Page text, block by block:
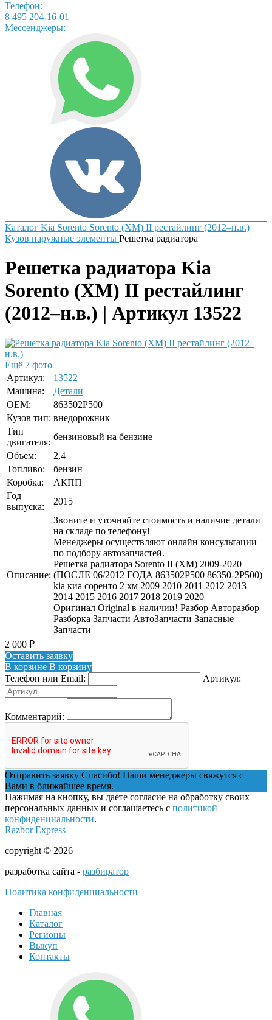
Телефон:
8 495 204-16-01
Мессенджеры:
Каталог Kia Sorento Sorento (XM) II рестайлинг (2012–н.в.)
Кузов наружные элементы Решетка радиатора
Решетка радиатора Kia
Sorento (XM) II рестайлинг
(2012–н.в.) | Артикул 13522
Ещё 7 фото
Артикул:
13522
Машина:
Детали
OEM:
863502P500
Кузов тип: внедорожник
Тип
двигателя:
бензиновый на бензине
Объем:
2,4
Топливо:
бензин
Коробка:
АКПП
Год
выпуска:
2015
Описание:
Звоните и уточняйте стоимость и наличие детали
на складе по телефону!
Менеджеры осуществляют онлайн консультации
по подбору автозапчастей.
Решетка радиатора Sorento II (XM) 2009-2020
(ПОСЛЕ 06/2012 ГОДА 863502P500 86350-2P500)
kia киа соренто 2 хм 2009 2010 2011 2012 2013
2014 2015 2016 2017 2018 2019 2020
Оригинал Original в наличии! Разбор Авторазбор
Разборка Запчасти АвтоЗапчасти Запасные
Запчасти
2 000 ₽
Оставить заявку
В корзине В корзину
Телефон или Email:
Артикул:
Комментарий:
Отправить заявку Спасибо! Наши менеджеры свяжутся с
Вами в ближайшее время.
Нажимая на кнопку, вы даете согласие на обработку своих
персональных данных и соглашаетесь с политикой
конфиденциальности.
Razbor Express
copyright © 2026
разработка сайта - разбиратор
Политика конфиденциальности
Главная
Каталог
Регионы
Выкуп
Контакты